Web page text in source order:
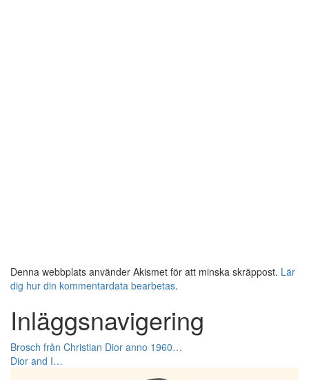
Denna webbplats använder Akismet för att minska skräppost. Lär
dig hur din kommentardata bearbetas.
Inläggsnavigering
Brosch från Christian Dior anno 1960…
Dior and I…